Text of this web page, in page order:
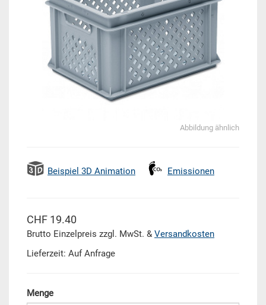
Abbildung ähnlich
Beispiel 3D Animation Emissionen
CHF 19.40
Brutto Einzelpreis zzgl. MwSt. & Versandkosten
Lieferzeit: Auf Anfrage
Menge